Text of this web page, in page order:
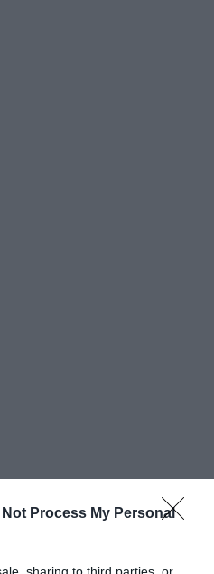
Not Process My Personal
sharing to third parties, or